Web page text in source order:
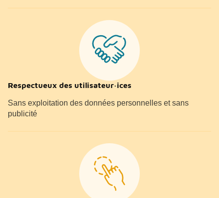
Respectueux des utilisateur·ices
Sans exploitation des données personnelles et sans
publicité